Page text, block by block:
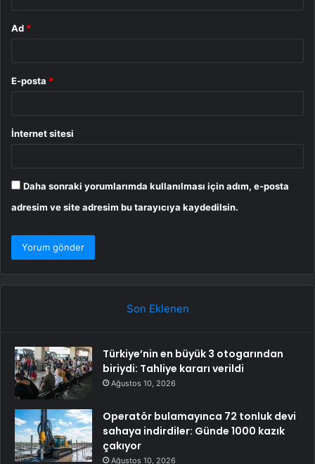
Ad *
E-posta *
İnternet sitesi
Daha sonraki yorumlarımda kullanılması için adım, e-posta
adresim ve site adresim bu tarayıcıya kaydedilsin.
Son Eklenen
Türkiye’nin en büyük 3 otogarından
biriydi: Tahliye kararı verildi
Ağustos 10, 2026
Operatör bulamayınca 72 tonluk devi
sahaya indirdiler: Günde 1000 kazık
çakıyor
Ağustos 10, 2026